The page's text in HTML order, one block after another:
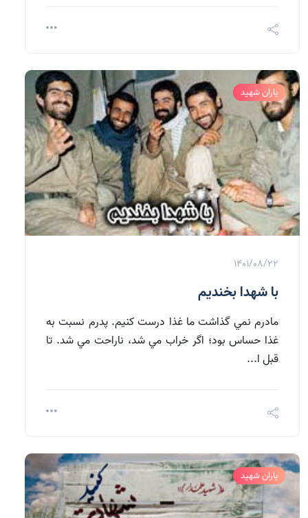
یاران شهید
1401/08/22
با شهدا بخنديم
مادرم نمي گذاشت ما غذا درست كنيم. پدرم نسبت به
غذا حساس بود؛ اگر خراب مي شد، ناراحت مي شد. تا
قبل ا...
یاران شهید